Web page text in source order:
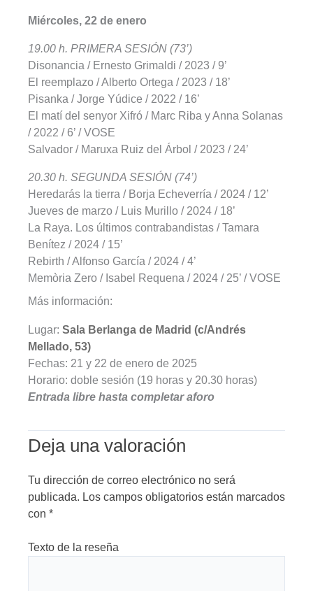
Miércoles, 22 de enero
19.00 h. PRIMERA SESIÓN (73’)
Disonancia / Ernesto Grimaldi / 2023 / 9’
El reemplazo / Alberto Ortega / 2023 / 18’
Pisanka / Jorge Yúdice / 2022 / 16’
El matí del senyor Xifró / Marc Riba y Anna Solanas
/ 2022 / 6’ / VOSE
Salvador / Maruxa Ruiz del Árbol / 2023 / 24’
20.30 h. SEGUNDA SESIÓN (74’)
Heredarás la tierra / Borja Echeverría / 2024 / 12’
Jueves de marzo / Luis Murillo / 2024 / 18’
La Raya. Los últimos contrabandistas / Tamara
Benítez / 2024 / 15’
Rebirth / Alfonso García / 2024 / 4’
Memòria Zero / Isabel Requena / 2024 / 25’ / VOSE
Más información:
Lugar:Sala Berlanga de Madrid (c/Andrés
Mellado, 53)
Fechas: 21 y 22 de enero de 2025
Horario: doble sesión (19 horas y 20.30 horas)
Entrada libre hasta completar aforo
Deja una valoración
Tu dirección de correo electrónico no será
publicada. Los campos obligatorios están marcados
con *
Texto de la reseña